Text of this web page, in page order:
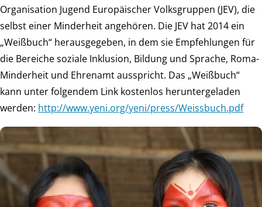
Organisation Jugend Europäischer Volksgruppen (JEV), die
selbst einer Minderheit angehören. Die JEV hat 2014 ein
„Weißbuch“ herausgegeben, in dem sie Empfehlungen für
die Bereiche soziale Inklusion, Bildung und Sprache, Roma-
Minderheit und Ehrenamt ausspricht. Das „Weißbuch“
kann unter folgendem Link kostenlos heruntergeladen
werden: http://www.yeni.org/yeni/press/Weissbuch.pdf